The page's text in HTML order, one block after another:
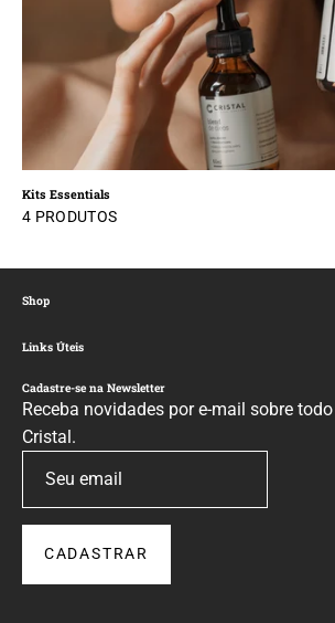
Kits Essentials
4 PRODUTOS
Shop
Links Úteis
Cadastre-se na Newsletter
Receba novidades por e-mail sobre
Cristal.
CADASTRAR